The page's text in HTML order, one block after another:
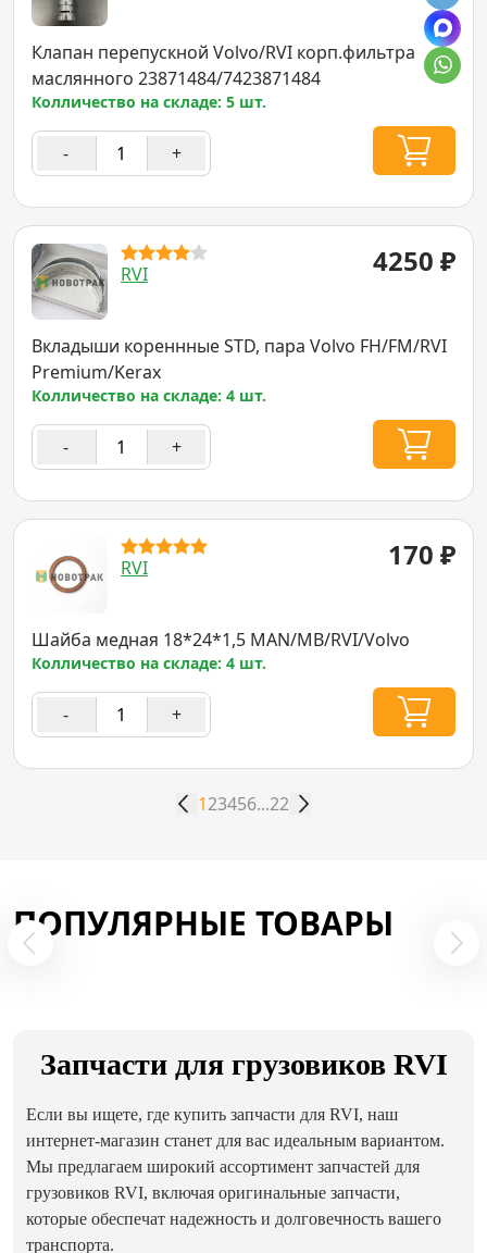
Клапан перепускной Volvo/RVI корп.фильтра
маслянного 23871484/7423871484
Колличество на складе: 5 шт.
- +
RVI 4250 ₽
Вкладыши кореннные STD, пара Volvo FH/FM/RVI
Premium/Kerax
Колличество на складе: 4 шт.
- +
RVI 170 ₽
Шайба медная 18*24*1,5 MAN/MB/RVI/Volvo
Колличество на складе: 4 шт.
- +
123456...22
ПОПУЛЯРНЫЕ ТОВАРЫ
Запчасти для грузовиков RVI
Если вы ищете, где купить запчасти для RVI, наш
интернет-магазин станет для вас идеальным вариантом.
Мы предлагаем широкий ассортимент запчастей для
грузовиков RVI, включая оригинальные запчасти,
которые обеспечат надежность и долговечность вашего
транспорта.